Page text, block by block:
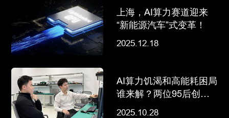
上海，AI算力赛道迎来
“新能源汽车”式变革！
2025.12.18
AI算力饥渴和高能耗困局
谁来解？两位95后创始
2025.10.28